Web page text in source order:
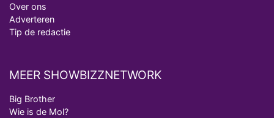
Over ons
Adverteren
Tip de redactie
MEER SHOWBIZZNETWORK
Big Brother
Wie is de Mol?